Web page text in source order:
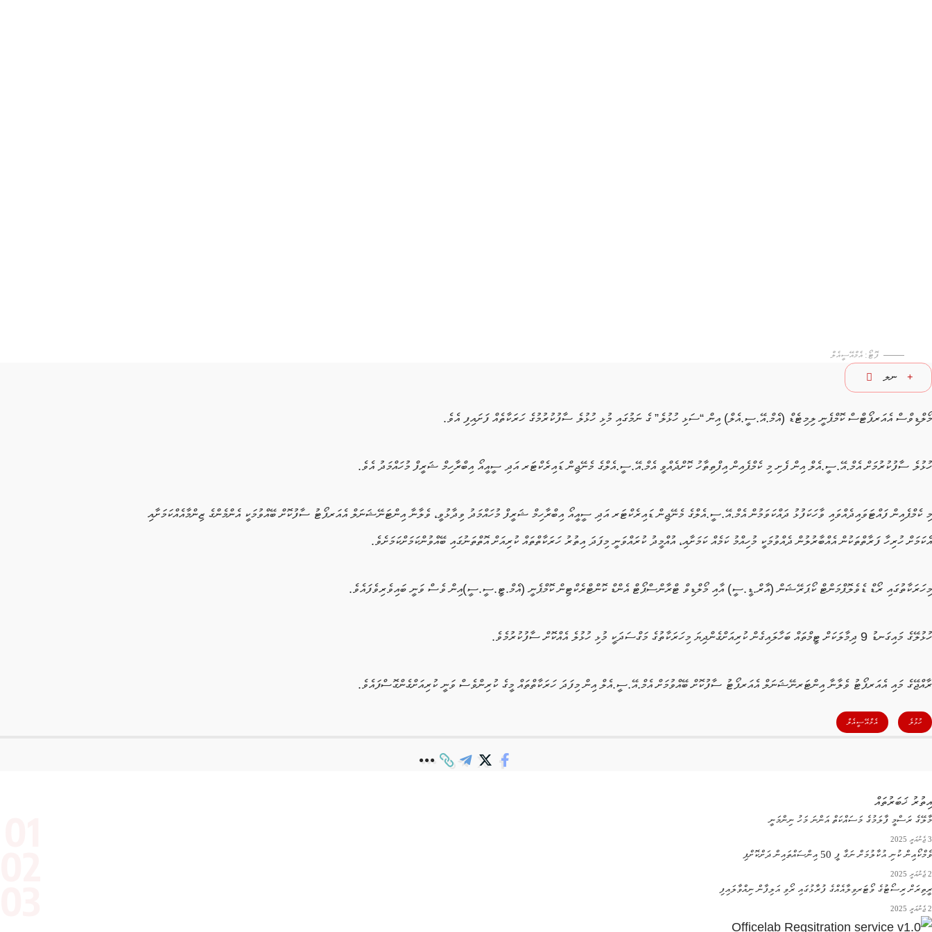
ފޮޓޯ: އެމްއޭސީއެލް
ނލ
މޯލްޑިވްސް އެއަރޕޯޓްސް ކޮމްޕެނީ ލިމިޓެޑް (އެމް.އޭ.ސީ.އެލް) އިން “ސަޅި ހުޅުލެ” ގެ ނަމުގައި މުޅި ހުޅުލެ ސާފުކުރުމުގެ ހަރަކާތެއް ފަށައިފި އެވެ.
ހުޅުލެ ސާފުކުރުމަށް އެމް.އޭ.ސީ.އެލް އިން ފެށި މި ކެމްޕެއިން އިފްތިތާހު ކޮށްދެއްވީ އެމް.އޭ.ސީ.އެލްގެ މެނޭޖިން ޑައިރެކްޓަރ އަދި ސީއީއޯ އިބްރާހިމް ޝަރީފް މުހައްމަދު އެވެ.
މި ކެމްޕެއިން ފައްޓަވައިދެއްވައި ވާހަކަފުޅު ދައްކަވަމުން އެމް.އޭ.ސީ.އެލްގެ މެނޭޖިން ޑައިރެކްޓަރ އަދި ސީއީއޯ އިބްރާހިމް ޝަރީފް މުހައްމަދު ވިދާޅުވީ، ވެލާނާ އިންޓަނޭޝަނަލް އެއަރޕޯޓު ސާފުކޮށް ބޭއްވުމަކީ އެންމެންގެ ޒިންމާއެއްކަމަށާއި
އެކަމަށް ހުރިހާ ފަރާތްތަކުން އެއްބާރުލުން ދެއްވުމަކީ މުހިއްމު ކަމެއް ކަމަށާއި، އުއްމީދު ކުރައްވަނީ މިފަދަ އިތުރު ހަރަކާތްތައް ކުރިއަށް އޮތްތަނުގައި ބޭއްވުންކަމަށްކަމަށެވެ.
މިހަރަކާތުގައި ރޯޑް ޑެވެލޮޕްމަންޓް ކޯޕަރޭޝަން (އާރް.ޑީ.ސީ) އާއި މޯލްޑިވް ޓްރާންސްޕޯޓް އެންޑް ކޮންޓްރެކްޓިން ކޮމްޕެނީ (އެމް.ޓީ.ސީ.ސީ)އިން ވެސް ވަނީ ބައިވެރިވެފައެވެ.
ހުޅުލޭގެ މައިގަނޑު 9 ދިމާލަކަށް ޓީމްތައް ބަހާލައިގެން ކުރިއަށްގެންދިޔަ މިހަރަކާތުގެ މަގްސަދަކީ މުޅި ހުޅުލެ އެއްކޮށް ސާފުކުރުމެވެ.
ރާއްޖޭގެ މައި އެއަރޕޯޓު ވެލާނާ އިންޓަރނޭޝަނަލް އެއަރޕޯޓު ސާފުކޮށް ބޭއްވުމަށް އެމް.އޭ.ސީ.އެލް އިން މިފަދަ ހަރަކާތްތައް މީގެ ކުރިންވެސް ވަނީ ކުރިއަށްގެންގޮސްފައެވެ.
ހުޅުލެ އެމްއޭސީއެލް
އިތުރު ޚަބަރުތައް
މާލޭގެ ރަސްމީ ފާލަމުގެ މަސައްކަތް އަންނަ މަހު ނިންމަނީ
3 ޖެނުއަރީ 2025
ވެމްކޯއިން ކުނި އުކާލުމަށް ނަގާ ފީ 50 އިންސައްތައިން ދަށްކޮށްފި
2 ޖެނުއަރީ 2025
ރީތިރަށް ރިސޯޓުގެ ވޯޓަރވިލާއެއްގެ ފުރާޅުގައި ރޯވި އަލިފާން ނިއްވާލައިފި
2 ޖެނުއަރީ 2025